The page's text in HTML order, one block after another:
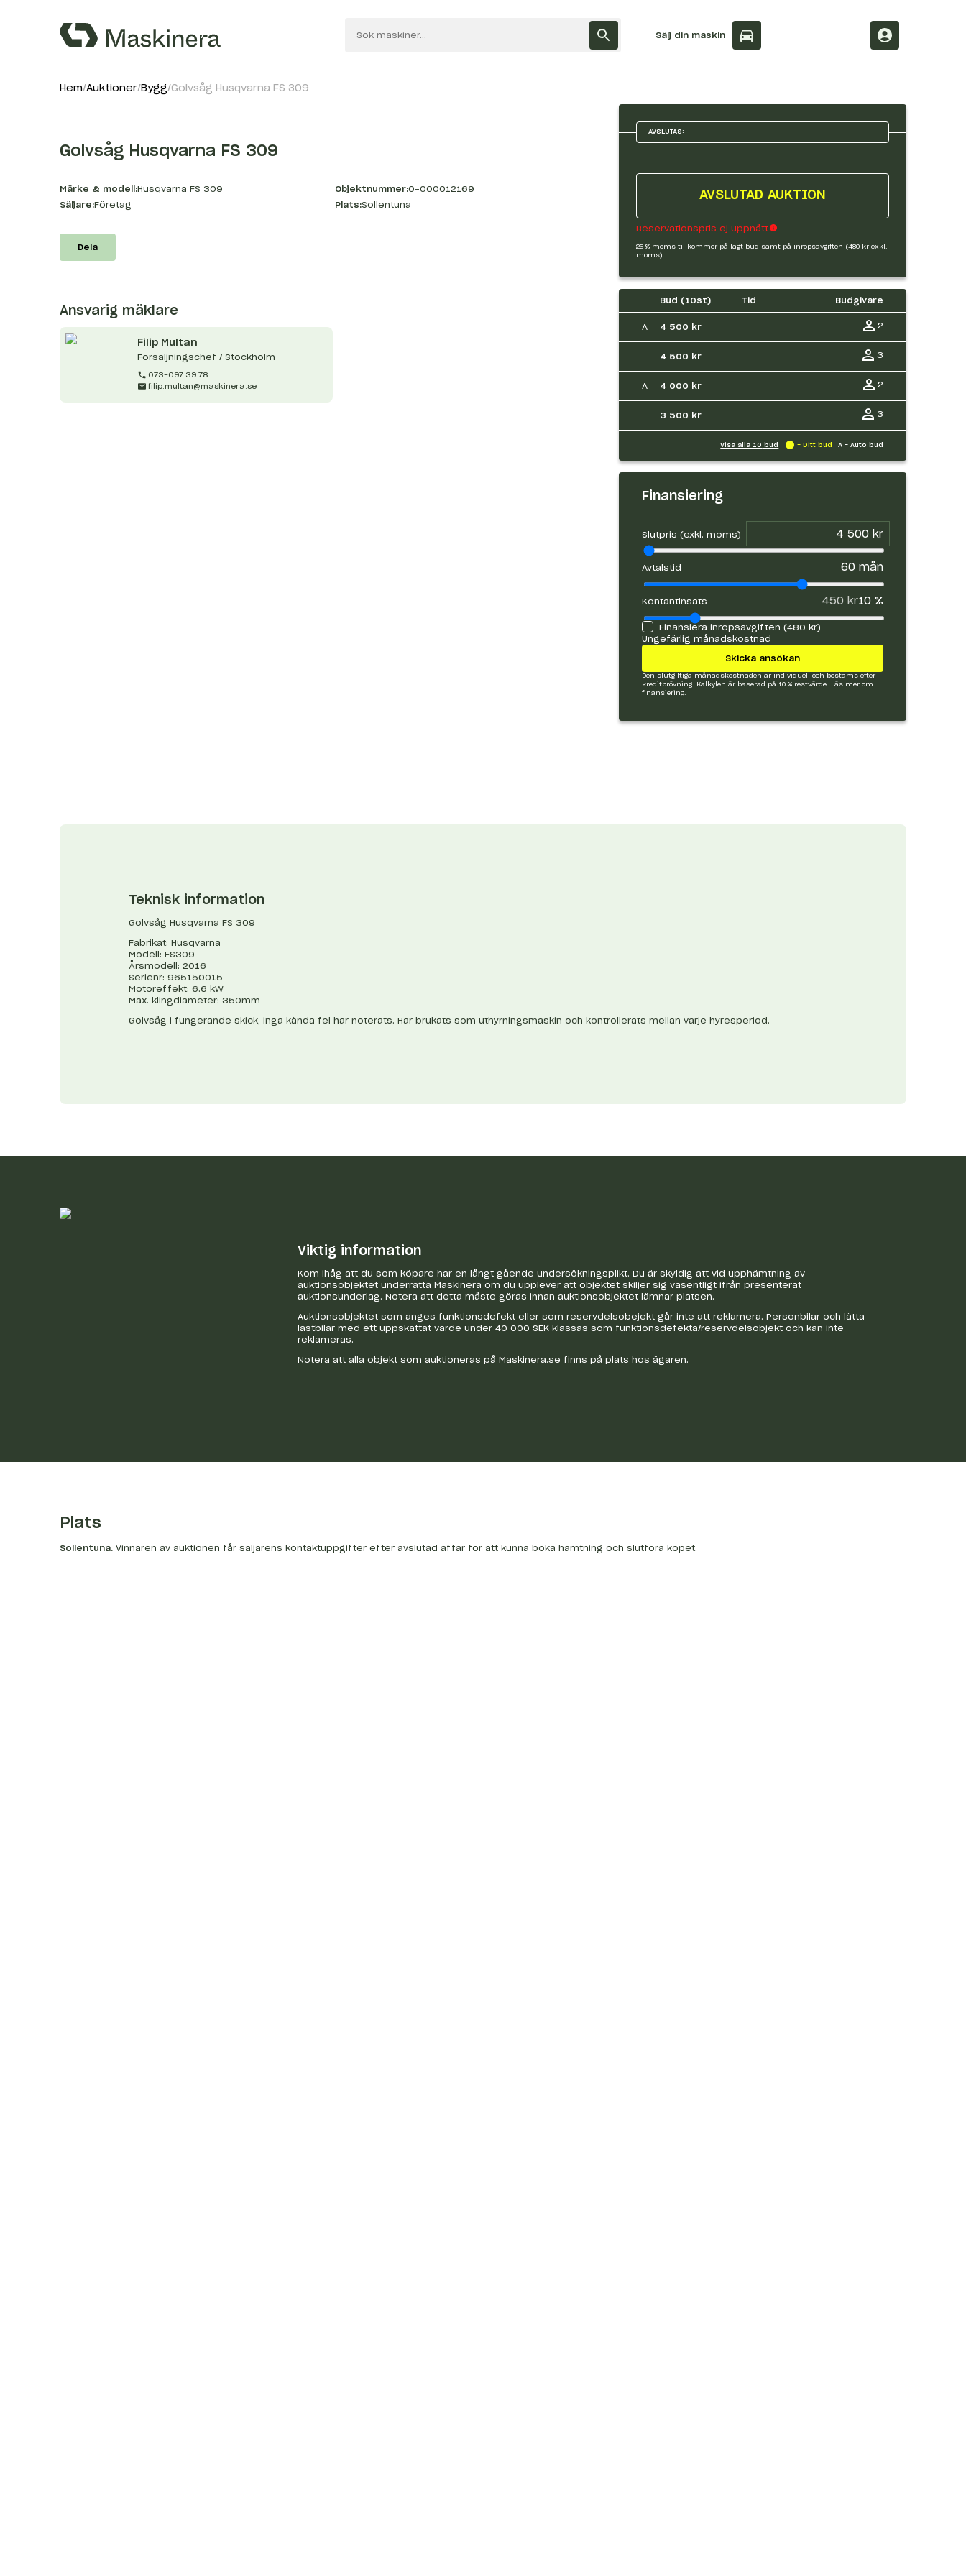
Sälj din maskin
Hem Auktioner Bygg Golvsåg Husqvarna FS 309
AVSLUTAS:
AVSLUTAD AUKTION
Reservationspris ej uppnått
25 % moms tillkommer på lagt bud samt på inropsavgiften (480 kr exkl.
moms).
Bud (10st) Tid Budgivare
A 4 500 kr 2
4 500 kr 3
A 4 000 kr 2
3 500 kr 3
Visa alla 10 bud = Ditt bud A = Auto bud
Finansiering
Slutpris (exkl. moms)
Avtalstid 60mån
Kontantinsats 450 kr10%
Finansiera inropsavgiften (480 kr)
Ungefärlig månadskostnad
Skicka ansökan
Den slutgiltiga månadskostnaden är individuell och bestäms efter
kreditprövning. Kalkylen är baserad på 10 % restvärde.
Läs mer om
finansiering.
Golvsåg Husqvarna FS 309
Märke & modell:Husqvarna FS 309 Objektnummer:O-000012169
Säljare:Företag Plats:Sollentuna
Dela
Ansvarig mäklare
Filip Multan
Försäljningschef / Stockholm
073-097 39 78
filip.multan@maskinera.se
Teknisk information
Golvsåg Husqvarna FS 309
Fabrikat: Husqvarna
Modell: FS309
Årsmodell: 2016
Serienr: 965150015
Motoreffekt: 6.6 kW
Max. klingdiameter: 350mm
Golvsåg i fungerande skick, inga kända fel har noterats. Har brukats som uthyrningsmaskin och kontrollerats mellan varje hyresperiod.
Viktig information
Kom ihåg att du som köpare har en långt gående undersökningsplikt. Du är skyldig att vid upphämtning av
auktionsobjektet underrätta Maskinera om du upplever att objektet skiljer sig väsentligt ifrån presenterat
auktionsunderlag. Notera att detta måste göras innan auktionsobjektet lämnar platsen.
Auktionsobjektet som anges funktionsdefekt eller som reservdelsobejekt går inte att reklamera. Personbilar och lätta
lastbilar med ett uppskattat värde under 40 000 SEK klassas som funktionsdefekta/reservdelsobjekt och kan inte
reklameras.
Notera att alla objekt som auktioneras på Maskinera.se finns på plats hos ägaren.
Plats
Sollentuna.Vinnaren av auktionen får säljarens kontaktuppgifter efter avslutad affär för att kunna boka hämtning och slutföra köpet.